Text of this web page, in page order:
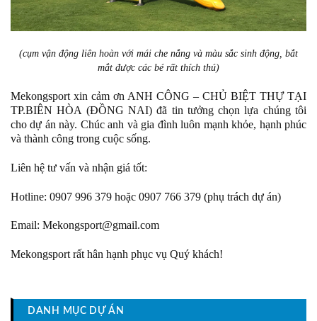
(cụm vận động liên hoàn với mái che nắng và màu sắc sinh động, bắt
mắt được các bé rất thích thú)
Mekongsport xin cảm ơn ANH CÔNG – CHỦ BIỆT THỰ TẠI
TP.BIÊN HÒA (ĐỒNG NAI) đã tin tưởng chọn lựa chúng tôi
cho dự án này. Chúc anh và gia đình luôn mạnh khỏe, hạnh phúc
và thành công trong cuộc sống.
Liên hệ tư vấn và nhận giá tốt:
Hotline: 0907 996 379 hoặc 0907 766 379 (phụ trách dự án)
Email: Mekongsport@gmail.com
Mekongsport rất hân hạnh phục vụ Quý khách!
DANH MỤC DỰ ÁN